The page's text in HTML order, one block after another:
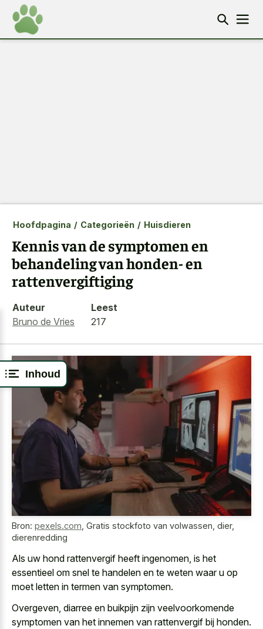
Inhoud
Hoofdpagina / Categorieën / Huisdieren
Kennis van de symptomen en
behandeling van honden- en
rattenvergiftiging
Auteur
Bruno de Vries
Leest
217
Bron: pexels.com Gratis stockfoto van volwassen, dier,
dierenredding
Als uw hond rattenvergif heeft ingenomen, is het
essentieel om snel te handelen en te weten waar u op
moet letten in termen van symptomen.
Overgeven, diarree en buikpijn zijn veelvoorkomende
symptomen van het innemen van rattenvergif bij honden.